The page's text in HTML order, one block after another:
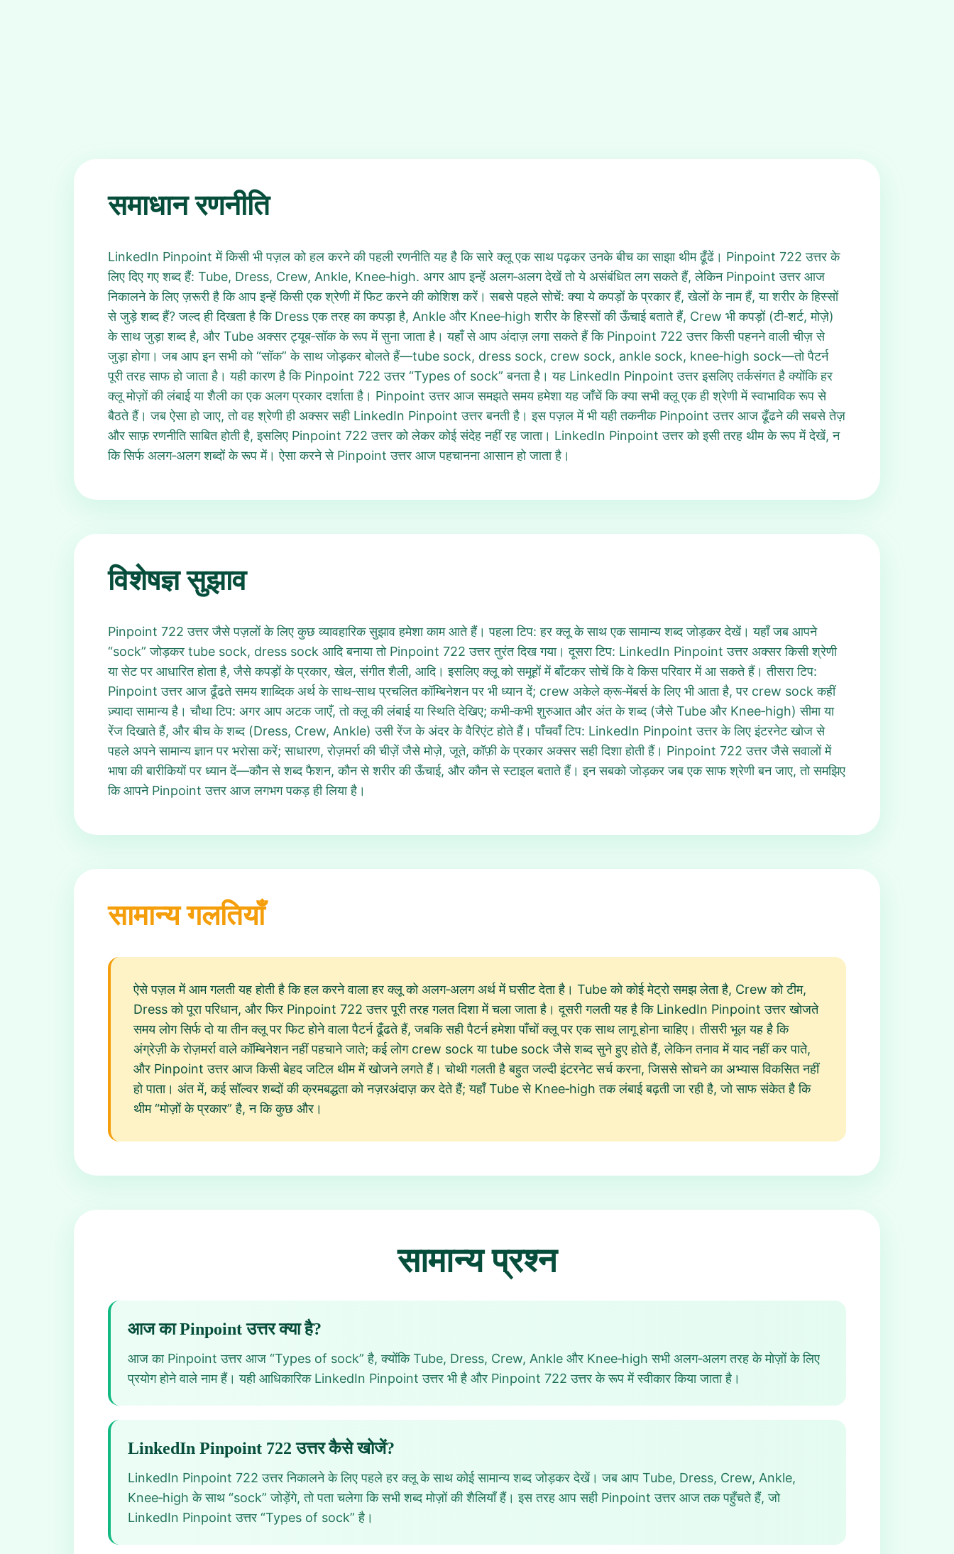
समाधान रणनीति
LinkedIn Pinpoint में किसी भी पज़ल को हल करने की पहली रणनीति यह है कि सारे क्लू एक साथ पढ़कर उनके बीच का साझा थीम ढूँढें। Pinpoint 722 उत्तर के
लिए दिए गए शब्द हैं: Tube, Dress, Crew, Ankle, Knee‑high. अगर आप इन्हें अलग‑अलग देखें तो ये असंबंधित लग सकते हैं, लेकिन Pinpoint उत्तर आज
निकालने के लिए ज़रूरी है कि आप इन्हें किसी एक श्रेणी में फिट करने की कोशिश करें। सबसे पहले सोचें: क्या ये कपड़ों के प्रकार हैं, खेलों के नाम हैं, या शरीर के हिस्सों
से जुड़े शब्द हैं? जल्द ही दिखता है कि Dress एक तरह का कपड़ा है, Ankle और Knee‑high शरीर के हिस्सों की ऊँचाई बताते हैं, Crew भी कपड़ों (टी‑शर्ट, मोज़े)
के साथ जुड़ा शब्द है, और Tube अक्सर ट्यूब‑सॉक के रूप में सुना जाता है। यहाँ से आप अंदाज़ लगा सकते हैं कि Pinpoint 722 उत्तर किसी पहनने वाली चीज़ से
जुड़ा होगा। जब आप इन सभी को “सॉक” के साथ जोड़कर बोलते हैं—tube sock, dress sock, crew sock, ankle sock, knee‑high sock—तो पैटर्न
पूरी तरह साफ हो जाता है। यही कारण है कि Pinpoint 722 उत्तर “Types of sock” बनता है। यह LinkedIn Pinpoint उत्तर इसलिए तर्कसंगत है क्योंकि हर
क्लू मोज़ों की लंबाई या शैली का एक अलग प्रकार दर्शाता है। Pinpoint उत्तर आज समझते समय हमेशा यह जाँचें कि क्या सभी क्लू एक ही श्रेणी में स्वाभाविक रूप से
बैठते हैं। जब ऐसा हो जाए, तो वह श्रेणी ही अक्सर सही LinkedIn Pinpoint उत्तर बनती है। इस पज़ल में भी यही तकनीक Pinpoint उत्तर आज ढूँढने की सबसे तेज़
और साफ़ रणनीति साबित होती है, इसलिए Pinpoint 722 उत्तर को लेकर कोई संदेह नहीं रह जाता। LinkedIn Pinpoint उत्तर को इसी तरह थीम के रूप में देखें, न
कि सिर्फ अलग‑अलग शब्दों के रूप में। ऐसा करने से Pinpoint उत्तर आज पहचानना आसान हो जाता है।
विशेषज्ञ सुझाव
Pinpoint 722 उत्तर जैसे पज़लों के लिए कुछ व्यावहारिक सुझाव हमेशा काम आते हैं। पहला टिप: हर क्लू के साथ एक सामान्य शब्द जोड़कर देखें। यहाँ जब आपने
“sock” जोड़कर tube sock, dress sock आदि बनाया तो Pinpoint 722 उत्तर तुरंत दिख गया। दूसरा टिप: LinkedIn Pinpoint उत्तर अक्सर किसी श्रेणी
या सेट पर आधारित होता है, जैसे कपड़ों के प्रकार, खेल, संगीत शैली, आदि। इसलिए क्लू को समूहों में बाँटकर सोचें कि वे किस परिवार में आ सकते हैं। तीसरा टिप:
Pinpoint उत्तर आज ढूँढते समय शाब्दिक अर्थ के साथ‑साथ प्रचलित कॉम्बिनेशन पर भी ध्यान दें; crew अकेले क्रू‑मेंबर्स के लिए भी आता है, पर crew sock कहीं
ज़्यादा सामान्य है। चौथा टिप: अगर आप अटक जाएँ, तो क्लू की लंबाई या स्थिति देखिए; कभी‑कभी शुरुआत और अंत के शब्द (जैसे Tube और Knee‑high) सीमा या
रेंज दिखाते हैं, और बीच के शब्द (Dress, Crew, Ankle) उसी रेंज के अंदर के वैरिएंट होते हैं। पाँचवाँ टिप: LinkedIn Pinpoint उत्तर के लिए इंटरनेट खोज से
पहले अपने सामान्य ज्ञान पर भरोसा करें; साधारण, रोज़मर्रा की चीज़ें जैसे मोज़े, जूते, कॉफ़ी के प्रकार अक्सर सही दिशा होती हैं। Pinpoint 722 उत्तर जैसे सवालों में
भाषा की बारीकियों पर ध्यान दें—कौन से शब्द फैशन, कौन से शरीर की ऊँचाई, और कौन से स्टाइल बताते हैं। इन सबको जोड़कर जब एक साफ श्रेणी बन जाए, तो समझिए
कि आपने Pinpoint उत्तर आज लगभग पकड़ ही लिया है।
सामान्य गलतियाँ
ऐसे पज़ल में आम गलती यह होती है कि हल करने वाला हर क्लू को अलग‑अलग अर्थ में घसीट देता है। Tube को कोई मेट्रो समझ लेता है, Crew को टीम,
Dress को पूरा परिधान, और फिर Pinpoint 722 उत्तर पूरी तरह गलत दिशा में चला जाता है। दूसरी गलती यह है कि LinkedIn Pinpoint उत्तर खोजते
समय लोग सिर्फ दो या तीन क्लू पर फिट होने वाला पैटर्न ढूँढते हैं, जबकि सही पैटर्न हमेशा पाँचों क्लू पर एक साथ लागू होना चाहिए। तीसरी भूल यह है कि
अंग्रेज़ी के रोज़मर्रा वाले कॉम्बिनेशन नहीं पहचाने जाते; कई लोग crew sock या tube sock जैसे शब्द सुने हुए होते हैं, लेकिन तनाव में याद नहीं कर पाते,
और Pinpoint उत्तर आज किसी बेहद जटिल थीम में खोजने लगते हैं। चोथी गलती है बहुत जल्दी इंटरनेट सर्च करना, जिससे सोचने का अभ्यास विकसित नहीं
हो पाता। अंत में, कई सॉल्वर शब्दों की क्रमबद्धता को नज़रअंदाज़ कर देते हैं; यहाँ Tube से Knee‑high तक लंबाई बढ़ती जा रही है, जो साफ संकेत है कि
थीम “मोज़ों के प्रकार” है, न कि कुछ और।
सामान्य प्रश्न
आज का Pinpoint उत्तर क्या है?
आज का Pinpoint उत्तर आज “Types of sock” है, क्योंकि Tube, Dress, Crew, Ankle और Knee‑high सभी अलग‑अलग तरह के मोज़ों के लिए
प्रयोग होने वाले नाम हैं। यही आधिकारिक LinkedIn Pinpoint उत्तर भी है और Pinpoint 722 उत्तर के रूप में स्वीकार किया जाता है।
LinkedIn Pinpoint 722 उत्तर कैसे खोजें?
LinkedIn Pinpoint 722 उत्तर निकालने के लिए पहले हर क्लू के साथ कोई सामान्य शब्द जोड़कर देखें। जब आप Tube, Dress, Crew, Ankle,
Knee‑high के साथ “sock” जोड़ेंगे, तो पता चलेगा कि सभी शब्द मोज़ों की शैलियाँ हैं। इस तरह आप सही Pinpoint उत्तर आज तक पहुँचते हैं, जो
LinkedIn Pinpoint उत्तर “Types of sock” है।